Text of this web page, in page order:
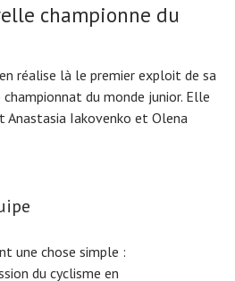
championne du
réalise là le premier exploit de sa
du monde junior. Elle
Anastasia Iakovenko et Olena
une chose simple :
du cyclisme en